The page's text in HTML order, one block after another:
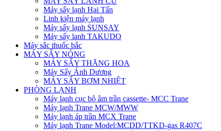
Máy sấy lạnh Hai Tấn
Linh kiện máy lạnh
Máy sấy lạnh SUNSAY
Máy sấy lanh TAKUDO
Máy sắc thuốc bắc
MÁY SẤY NÓNG
MÁY SẤY THĂNG HOA
Máy Sấy Ánh Dương
MÁY SẤY BƠM NHIỆT
PHÒNG LẠNH
Máy lạnh cục bộ âm trần cassette- MCC Trane
Máy lạnh Trane MCW/MWW
Máy lạnh áp trần MCX Trane
Máy lạnh Trane Model:MCDD/TTKD-gas R407C